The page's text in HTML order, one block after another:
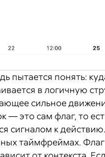
пытается понять:
в логичную
сильное
это сам флаг, то
сигналом к действию.
таймфреймах.